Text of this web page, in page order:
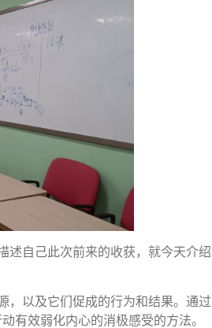
自己此次前来的收获，就今天介
，以及它们促成的行为和结果。通
效弱化内心的消极感受的方法。